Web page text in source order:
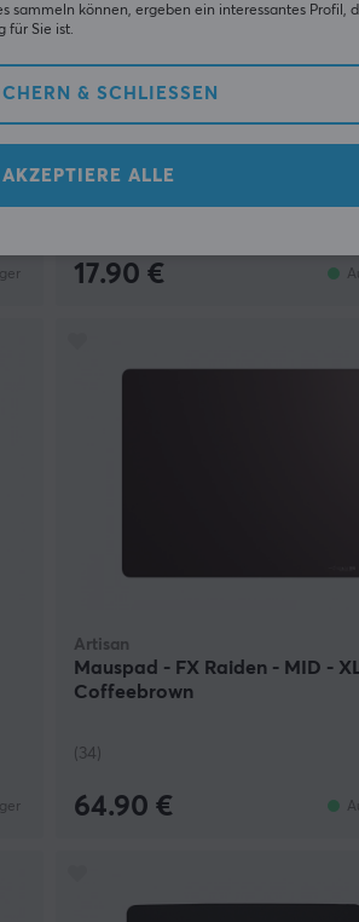
17.90 €
Artisan
Mauspad - FX Raiden - MID -
Coffeebrown
(34)
64.90 €
sammeln können, ergeben ein interessantes Profil,
für Sie ist.
& SCHLIESSEN
AKZEPTIERE ALLE